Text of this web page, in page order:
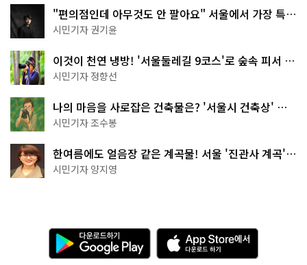
"편의점인데 아무것도 안 팔아요" 서울에서 가장 특별
한 편의점의 정체
시민기자 권기윤
이것이 천연 냉방! '서울둘레길 9코스'로 숲속 피서 떠
나볼까
시민기자 정향선
나의 마음을 사로잡은 건축물은? '서울시 건축상' 수
상작 공개!
시민기자 조수봉
한여름에도 얼음장 같은 계곡물! 서울 '진관사 계곡'이
천국이네~
시민기자 양지영
다
운
로
A
p
p